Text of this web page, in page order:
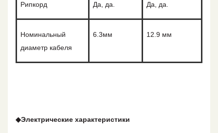
Рипкорд Да, да. Да, да.
Номинальный
диаметр кабеля
6.3мм 12.9 мм
◆Электрические характеристики